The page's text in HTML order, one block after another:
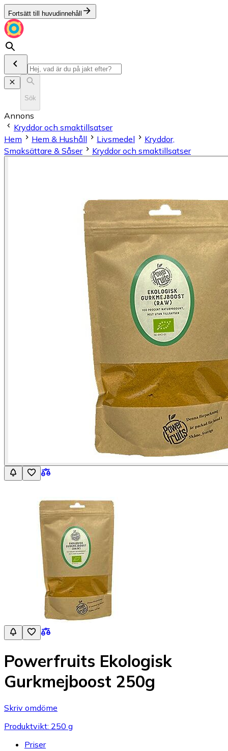
Fortsätt till huvudinnehåll
Sök
Annons
Kryddor och smaktillsatser
Hem
Hem & Hushåll Livsmedel
Kryddor,
Smaksättare & Såser
Kryddor och smaktillsatser
Powerfruits Ekologisk
Gurkmejboost 250g
Skriv omdöme
Produktvikt: 250 g
Priser